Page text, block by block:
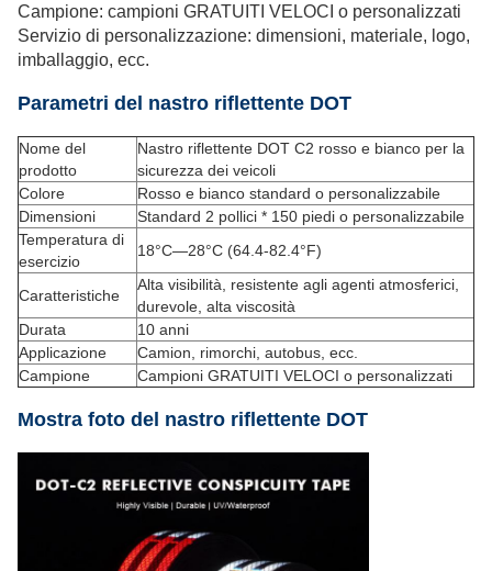
Campione: campioni GRATUITI VELOCI o personalizzati
Servizio di personalizzazione: dimensioni, materiale, logo,
imballaggio, ecc.
Parametri del nastro riflettente DOT
Nome del
prodotto
Nastro riflettente DOT C2 rosso e bianco per la
sicurezza dei veicoli
Colore
Rosso e bianco standard o personalizzabile
Dimensioni
Standard 2 pollici * 150 piedi o personalizzabile
Temperatura di
esercizio
18°C—28°C (64.4-82.4°F)
Caratteristiche
Alta visibilità, resistente agli agenti atmosferici,
durevole, alta viscosità
Durata
10 anni
Applicazione
Camion, rimorchi, autobus, ecc.
Campione
Campioni GRATUITI VELOCI o personalizzati
Mostra foto del nastro riflettente DOT